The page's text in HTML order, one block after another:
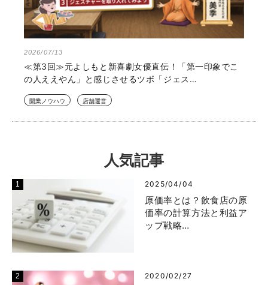
2026/07/13
≪第3回≫元よしもと新喜劇女優直伝！「第一印象でこ
の人ええやん」と感じさせるツボ「ジェス…
開業ノウハウ 店舗運営
人気記事
2025/04/04
原価率とは？飲食店の原
価率の計算方法と利益ア
ップ戦略…
2020/02/27